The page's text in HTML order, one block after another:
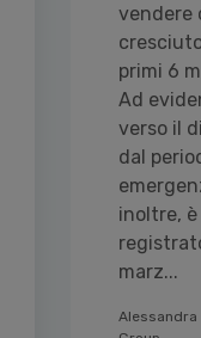
vendere
primi 6
Ad
verso il
dal
inoltre,
marz...
Alessandra